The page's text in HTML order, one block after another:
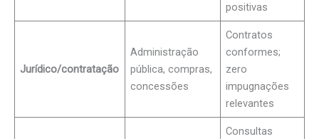
positivas
Jurídico/contratação
Administração
pública, compras,
concessões
Contratos
conformes;
zero
impugnações
relevantes
Consultas